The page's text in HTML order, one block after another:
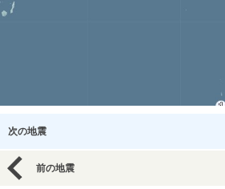
次の地震
前の地震